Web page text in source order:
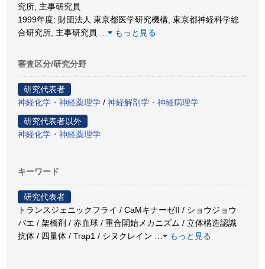
究所, 主事研究員
1999年度: 財団法人 東京都医学研究機構, 東京都神経科学総
合研究所, 主事研究員
もっと見る
審査区分/研究分野
研究代表者
神経化学・神経薬理学 / 神経解剖学・神経病理学
研究代表者以外
神経化学・神経薬理学
キーワード
研究代表者
トランスジェニックフライ / CaMキナーゼII / ショウジョウ
バエ / 架橋剤 / 赤血球 / 重合開始メカニズム / 立体構造認識
抗体 / 四量体 / Trap1 / シヌクレイン
もっと見る